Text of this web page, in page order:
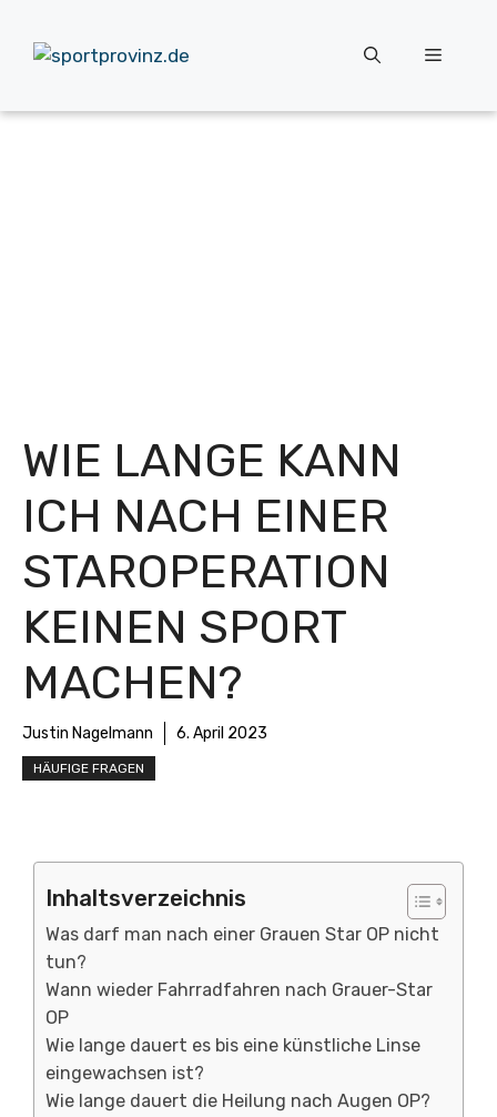
Inhalt
springen
Menü
WIE LANGE KANN
ICH NACH EINER
STAROPERATION
KEINEN SPORT
MACHEN?
Justin Nagelmann 6. April 2023
HÄUFIGE FRAGEN
Inhaltsverzeichnis
Was darf man nach einer Grauen Star OP nicht
tun?
Wann wieder Fahrradfahren nach Grauer-Star
OP
Wie lange dauert es bis eine künstliche Linse
eingewachsen ist?
Wie lange dauert die Heilung nach Augen OP?